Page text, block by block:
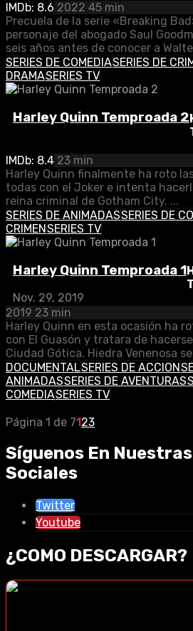
IMDb: 8.6 2022 45 min
Precuela de la serie «Breaking
personaje del abogado Saul
seis años antes de conocer a
SERIES DE COMEDIASERIES DE
DRAMASERIES TV
Harley Quinn Temproada 2
IMDb: 8.4 23 min
Harley Quinn finalmente ha roto
todas con el Joker e intenta
reina criminal de Gotham City. ...
SERIES DE ANIMADASSERIES DE
CRIMENSERIES TV
Harley Quinn Temproada 1
Nov. 29, 2019
2019 23 min
Harley Quinn en esta ocasión ha
con El Guasón y tratara de
Ciudad Gótica. Hiedra Venenosa se
DOCUMENTALSERIES DE ACCION
ANIMADASSERIES DE AVENTURAS
COMEDIASERIES TV
Página 1 de 71 23
Síguenos En
Sociales
Twitter
Youtube
¿COMO DESCARGAR?